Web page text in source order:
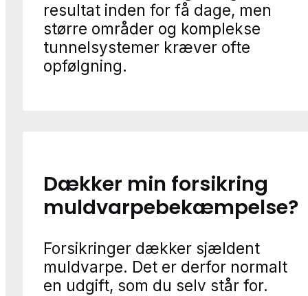
resultat inden for få dage, men
større områder og komplekse
tunnelsystemer kræver ofte
opfølgning.
Dækker min forsikring
muldvarpebekæmpelse?
Forsikringer dækker sjældent
muldvarpe. Det er derfor normalt
en udgift, som du selv står for.